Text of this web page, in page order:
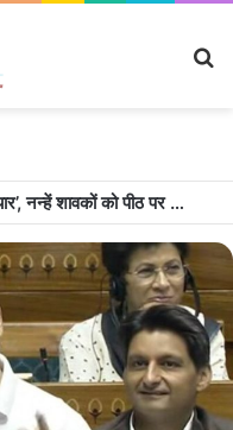
बारनवापारा अभ्यारण्य में दिखा ‘मां का प्यार’, नन्हें शावकों को पीठ पर बैठाकर घूमती दिखी मादा भालू